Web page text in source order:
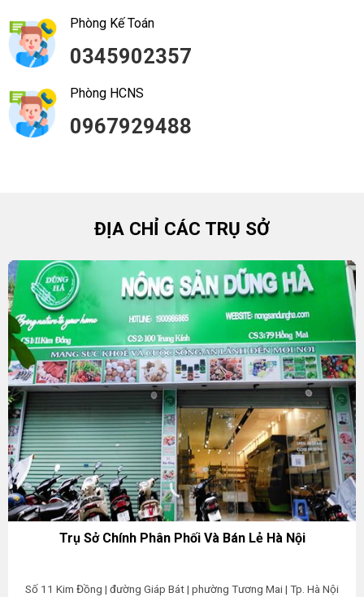
Phòng Kế Toán
0345902357
Phòng HCNS
0967929488
ĐỊA CHỈ CÁC TRỤ SỞ
Trụ Sở Chính Phân Phối Và Bán Lẻ Hà Nội
Số 11 Kim Đồng | đường Giáp Bát | phường Tương Mai | Tp. Hà Nội